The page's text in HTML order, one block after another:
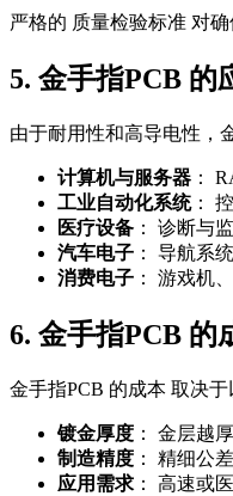
严格的 质量检验标准 对
5. 金手指PCB 的
由于耐用性和高导电性，
计算机与服务器 ：
工业自动化系统：
医疗设备 ： 诊断与
汽车电子 ： 导航系
消费电子 ： 游戏机
6. 金手指PCB 的
金手指PCB 的成本 取决于
镀金厚度 ： 金层越
制造精度 ： 精细公
应用需求 ： 高速或